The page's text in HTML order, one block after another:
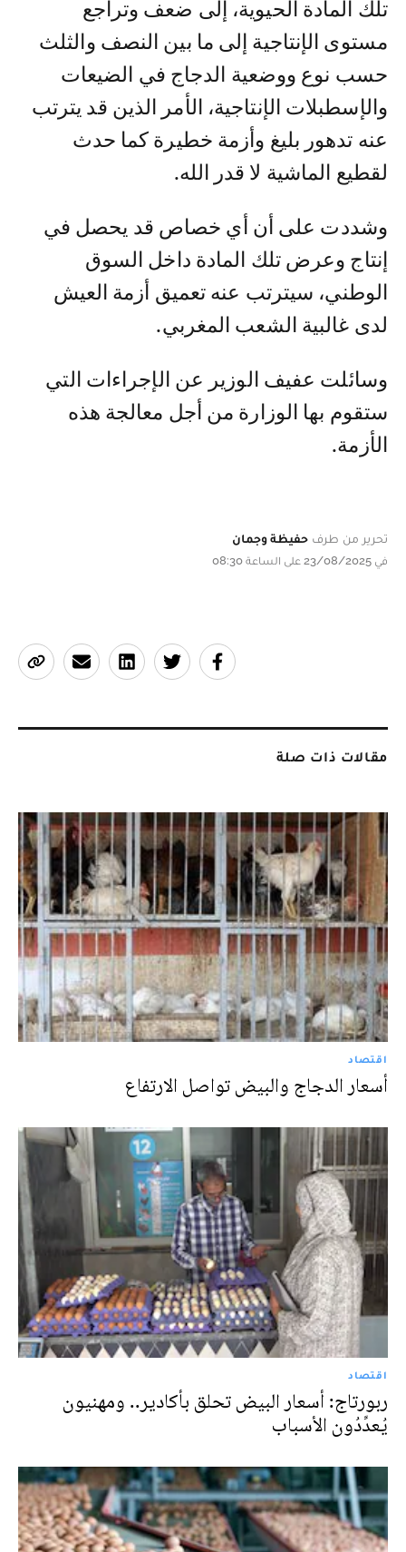
تلك المادة الحيوية، إلى ضعف وتراجع
مستوى الإنتاجية إلى ما بين النصف والثلث
حسب نوع ووضعية الدجاج في الضيعات
والإسطبلات الإنتاجية، الأمر الذين قد يترتب
عنه تدهور بليغ وأزمة خطيرة كما حدث
لقطيع الماشية لا قدر الله.
وشددت على أن أي خصاص قد يحصل في
إنتاج وعرض تلك المادة داخل السوق
الوطني، سيترتب عنه تعميق أزمة العيش
لدى غالبية الشعب المغربي.
وسائلت عفيف الوزير عن الإجراءات التي
ستقوم بها الوزارة من أجل معالجة هذه
الأزمة.
تحرير من طرف حفيظة وجمان
في 23/08/2025 على الساعة 08:30
مقالات ذات صلة
اقتصاد
أسعار الدجاج والبيض تواصل الارتفاع
اقتصاد
ربورتاج: أسعار البيض تحلق بأكادير.. ومهنيون
يُعدِّدُون الأسباب